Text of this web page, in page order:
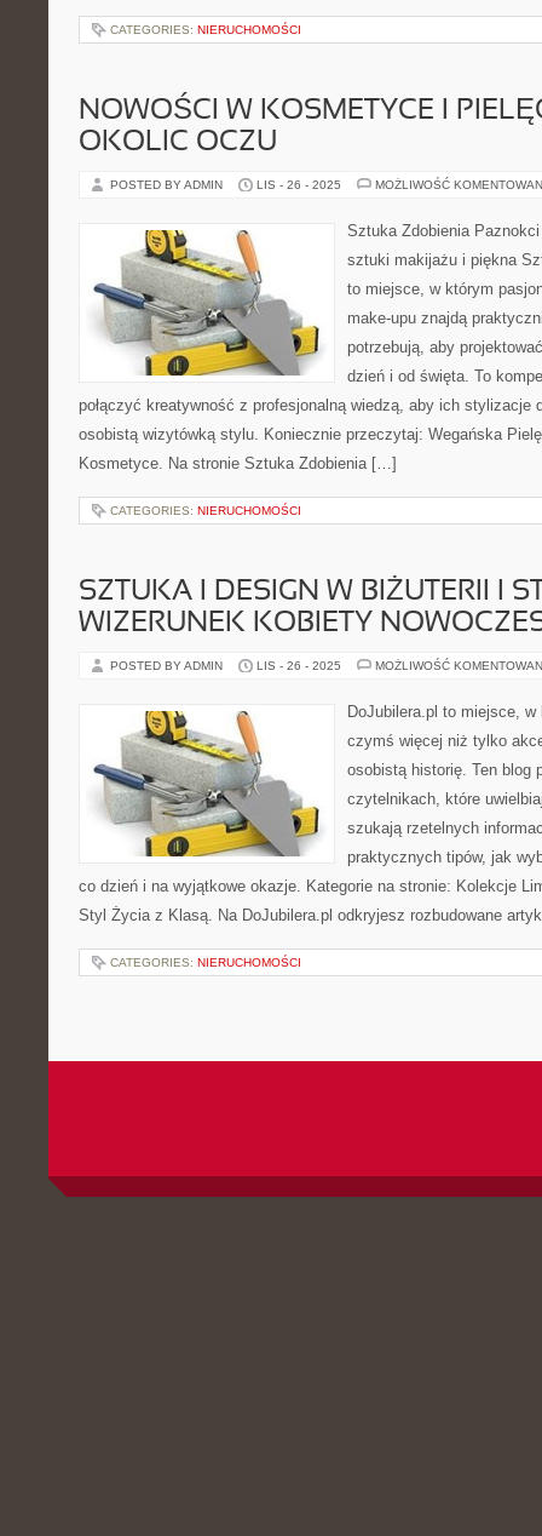
CATEGORIES: NIERUCHOMOŚCI
NOWOŚCI W KOSMETYCE I
OKOLIC OCZU
POSTED BY ADMIN LIS - 26 - 2025 MOŻLIWOŚĆ
Sztuka Zdobienia
sztuki makijażu i piękna
to miejsce, w którym
make-upu znajdą
potrzebują, aby
dzień i od święta. To
połączyć kreatywność z profesjonalną wiedzą, aby ich stylizacje
osobistą wizytówką stylu. Koniecznie przeczytaj: Wegańska
Kosmetyce. Na stronie Sztuka Zdobienia […]
CATEGORIES: NIERUCHOMOŚCI
SZTUKA I DESIGN W BIŻUTERII I
WIZERUNEK KOBIETY
POSTED BY ADMIN LIS - 26 - 2025 MOŻLIWOŚĆ
DoJubilera.pl to miejsce,
czymś więcej niż tylko
osobistą historię. Ten blog
czytelnikach, które
szukają rzetelnych
praktycznych tipów, jak
co dzień i na wyjątkowe okazje. Kategorie na stronie: Kolekcje
Styl Życia z Klasą. Na DoJubilera.pl odkryjesz rozbudowane
CATEGORIES: NIERUCHOMOŚCI